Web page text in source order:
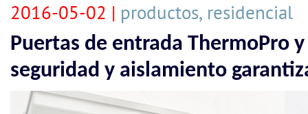
2016-05-02 | productos, residencial
Puertas de entrada ThermoPro
seguridad y aislamiento